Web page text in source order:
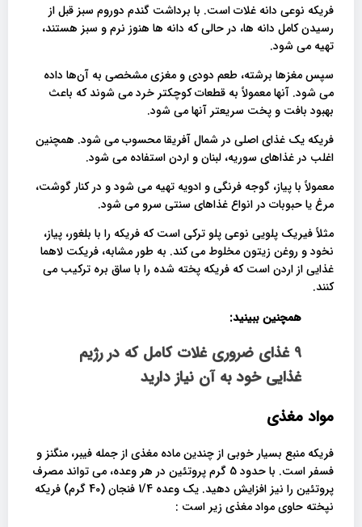
فریکه نوعی دانه غلات است. با برداشت گندم دوروم سبز قبل از
رسیدن کامل دانه ها، در حالی که دانه ها هنوز نرم و سبز هستند،
تهیه می شود.
سپس مغزها برشته، طعم دودی و مغزی مشخصی به آن‌ها داده
می شود. آنها معمولاً به قطعات کوچکتر خرد می شوند که باعث
بهبود بافت و پخت سریعتر آنها می شود.
فریکه یک غذای اصلی در شمال آفریقا محسوب می شود. همچنین
اغلب در غذاهای سوریه، لبنان و اردن استفاده می شود.
معمولاً با پیاز، گوجه فرنگی و ادویه تهیه می شود و در کنار گوشت،
مرغ یا حبوبات در انواع غذاهای سنتی سرو می شود.
مثلاً فیریک پلویی نوعی پلو ترکی است که فریکه را با بلغور، پیاز،
نخود و روغن زیتون مخلوط می کند. به طور مشابه، فریکت لاهما
غذایی از اردن است که فریکه پخته شده را با ساق بره ترکیب می
کنند.
همچنین ببینید:
9 غذای ضروری غلات کامل که در رژیم
غذایی خود به آن نیاز دارید
مواد مغذی
فریکه منبع بسیار خوبی از چندین ماده مغذی از جمله فیبر، منگنز و
فسفر است. با حدود 5 گرم پروتئین در هر وعده، می تواند مصرف
پروتئین را نیز افزایش دهید. یک وعده 1/4 فنجان (40 گرم) فریکه
نپخته حاوی مواد مغذی زیر است :